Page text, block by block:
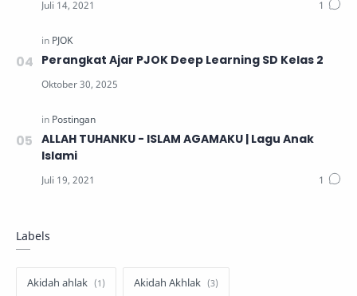
Perangkat Ajar PJOK Deep Learning SD Kelas 2
ALLAH TUHANKU - ISLAM AGAMAKU | Lagu Anak
Islami
Labels
Akidah ahlak Akidah Akhlak